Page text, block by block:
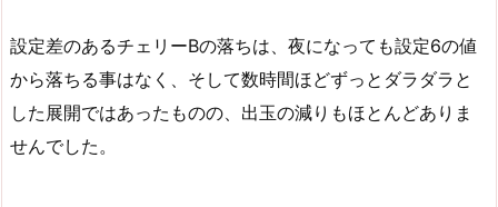
設定差のあるチェリーBの落ちは、夜になっても設定6の値
から落ちる事はなく、そして数時間ほどずっとダラダラと
した展開ではあったものの、出玉の減りもほとんどありま
せんでした。